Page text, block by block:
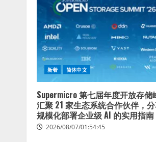
新着 简体中文
Supermicro 第七届年度开放存储
汇聚 21 家生态系统合作伙伴，
规模化部署企业级 AI 的实用指南
2026/08/07/01:54:45